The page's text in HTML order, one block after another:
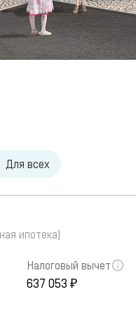
Для всех
ипотека)
Налоговый вычет
637 053 ₽